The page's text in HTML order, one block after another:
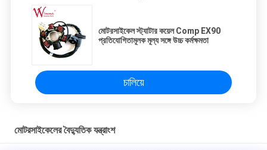
মোটরসাইকেল স্ট্যাটার কয়েল Comp EX90
প্রতিযোগিতামূলক মূল্য সঙ্গে উচ্চ কর্মক্ষমতা
চালিয়ে
মোটরসাইকেলের বৈদ্যুতিক যন্ত্রাংশ